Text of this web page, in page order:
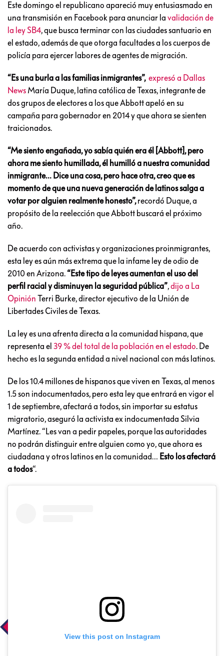
Este domingo el republicano apareció muy entusiasmado en
una transmisión en Facebook para anunciar la validación de
la ley SB4, que busca terminar con las ciudades santuario en
el estado, además de que otorga facultades a los cuerpos de
policía para ejercer labores de agentes de migración.
“Es una burla a las familias inmigrantes”, expresó a Dallas
News María Duque, latina católica de Texas, integrante de
dos grupos de electores a los que Abbott apeló en su
campaña para gobernador en 2014 y que ahora se sienten
traicionados.
“Me siento engañada, yo sabía quién era él [Abbott], pero
ahora me siento humillada, él humilló a nuestra comunidad
inmigrante… Dice una cosa, pero hace otra, creo que es
momento de que una nueva generación de latinos salga a
votar por alguien realmente honesto”,recordó Duque, a
propósito de la reelección que Abbott buscará el próximo
año.
De acuerdo con activistas y organizaciones proinmigrantes,
esta ley es aún más extrema que la infame ley de odio de
2010 en Arizona.“Este tipo de leyes aumentan el uso del
perfil racial y disminuyen la seguridad pública”,dijo a La
Opinión Terri Burke, director ejecutivo de la Unión de
Libertades Civiles de Texas.
La ley es una afrenta directa a la comunidad hispana, que
representa el 39 % del total de la población en el estado. De
hecho es la segunda entidad a nivel nacional con más latinos.
De los 10.4 millones de hispanos que viven en Texas, al menos
1.5 son indocumentados, pero esta ley que entrará en vigor el
1 de septiembre, afectará a todos, sin importar su estatus
migratorio, aseguró la activista ex indocumentada Silvia
Martínez. “Les van a pedir papeles, porque las autoridades
no podrán distinguir entre alguien como yo, que ahora es
ciudadana y otros latinos en la comunidad… Esto los afectará
a todos“.
View this post on Instagram